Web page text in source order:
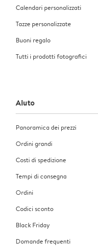
Calendari personalizzati
Tazze personalizzate
Buoni regalo
Tutti i prodotti fotografici
Aiuto
Panoramica dei prezzi
Ordini grandi
Costi di spedizione
Tempi di consegna
Ordini
Codici sconto
Black Friday
Domande frequenti